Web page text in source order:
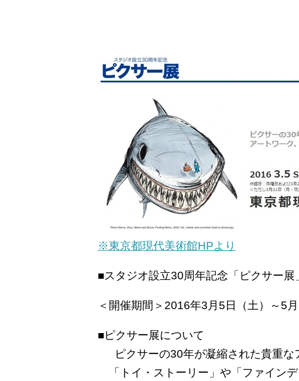
※東京都現代美術館HPより
■スタジオ設立30周年記念「ピクサー展
＜開催期間＞2016年3月5日（土）～5
■ピクサー展について
ピクサーの30年が凝縮された貴重な
「トイ・ストーリー」や「ファイン